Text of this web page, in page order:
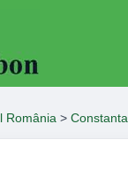
România > Constanta